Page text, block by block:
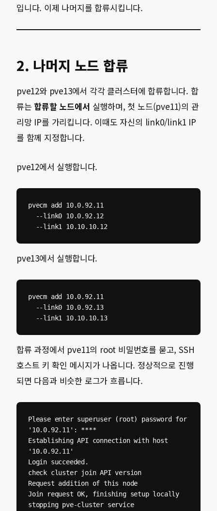
입니다. 이제 나머지를 합류시킵니다.
2. 나머지 노드 합류
pve12와 pve13에서 각각 클러스터에 합류합니다. 합
류는합류할 노드에서 실행하며, 첫 노드(pve11)의 관
리망 IP를 가리킵니다. 이때도 자신의 link0/link1 IP
를 함께 지정합니다.
pve12에서 실행합니다.
pvecm add 10.0.92.11
  --link1 10.10.10.12
pve13에서 실행합니다.
pvecm add 10.0.92.11
  --link1 10.10.10.13
합류 과정에서 pve11의 root 비밀번호를 묻고, SSH
호스트 키 확인 메시지가 나옵니다. 정상적으로 진행
되면 다음과 비슷한 로그가 흐릅니다.
Please enter superuser (root) password for
'10.0.92.11': ****
Establishing API connection with host
'10.0.92.11'
Login succeeded.
check cluster join API version
Request addition of this node
Join request OK, finishing setup locally
stopping pve-cluster service